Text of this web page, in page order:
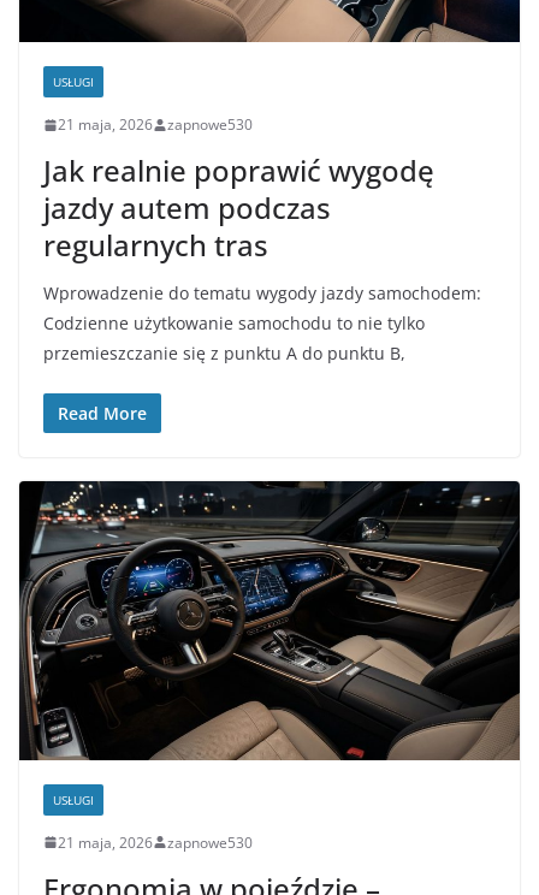
USŁUGI
21 maja, 2026 zapnowe530
Jak realnie poprawić wygodę
jazdy autem podczas
regularnych tras
Wprowadzenie do tematu wygody jazdy samochodem:
Codzienne użytkowanie samochodu to nie tylko
przemieszczanie się z punktu A do punktu B,
Read More
USŁUGI
21 maja, 2026 zapnowe530